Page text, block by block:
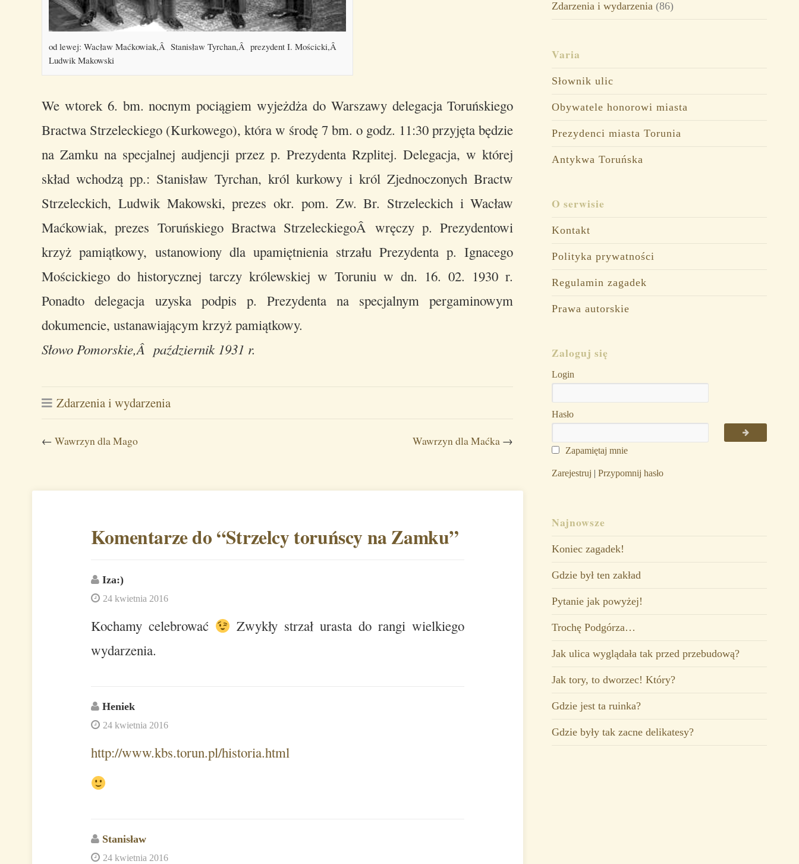
od lewej: Wacław Maćkowiak,Â Stanisław Tyrchan,Â prezydent I. Mościcki,Â
Ludwik Makowski
We wtorek 6. bm. nocnym pociągiem wyjeżdża do Warszawy delegacja Toruńskiego
Bractwa Strzeleckiego (Kurkowego), która w środę 7 bm. o godz. 11:30 przyjęta będzie
na Zamku na specjalnej audjencji przez p. Prezydenta Rzplitej. Delegacja, w której
skład wchodzą pp.: Stanisław Tyrchan, król kurkowy i król Zjednoczonych Bractw
Strzeleckich, Ludwik Makowski, prezes okr. pom. Zw. Br. Strzeleckich i Wacław
Maćkowiak, prezes Toruńskiego Bractwa StrzeleckiegoÂ wręczy p. Prezydentowi
krzyż pamiątkowy, ustanowiony dla upamiętnienia strzału Prezydenta p. Ignacego
Mościckiego do historycznej tarczy królewskiej w Toruniu w dn. 16. 02. 1930 r.
Ponadto delegacja uzyska podpis p. Prezydenta na specjalnym pergaminowym
dokumencie, ustanawiającym krzyż pamiątkowy.
Słowo Pomorskie,Â październik 1931 r.
Zdarzenia i wydarzenia
←Wawrzyn dla Mago Wawrzyn dla Maćka →
Komentarze do “Strzelcy toruńscy na Zamku”
Iza:)
24 kwietnia 2016
Kochamy celebrować
Zwykły strzał urasta do rangi wielkiego
wydarzenia.
Heniek
24 kwietnia 2016
http://www.kbs.torun.pl/historia.html
Stanisław
24 kwietnia 2016
Zdarzenia i wydarzenia(86)
Varia
Słownik ulic
Obywatele honorowi miasta
Prezydenci miasta Torunia
Antykwa Toruńska
O serwisie
Kontakt
Polityka prywatności
Regulamin zagadek
Prawa autorskie
Zaloguj się
Login
Hasło
Zapamiętaj mnie
Zarejestruj | Przypomnij hasło
Najnowsze
Koniec zagadek!
Gdzie był ten zakład
Pytanie jak powyżej!
Trochę Podgórza…
Jak ulica wyglądała tak przed przebudową?
Jak tory, to dworzec! Który?
Gdzie jest ta ruinka?
Gdzie były tak zacne delikatesy?